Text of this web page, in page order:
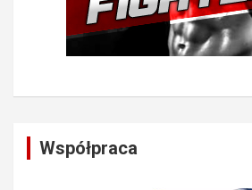
Współpraca